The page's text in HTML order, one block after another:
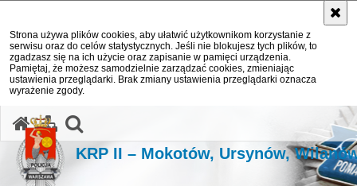
Strona używa plików cookies, aby ułatwić użytkownikom korzystanie z
serwisu oraz do celów statystycznych. Jeśli nie blokujesz tych plików, to
zgadzasz się na ich użycie oraz zapisanie w pamięci urządzenia.
Pamiętaj, że możesz samodzielnie zarządzać cookies, zmieniając
ustawienia przeglądarki. Brak zmiany ustawienia przeglądarki oznacza
wyrażenie zgody.
KRP II – Mokotów, Ursynów,